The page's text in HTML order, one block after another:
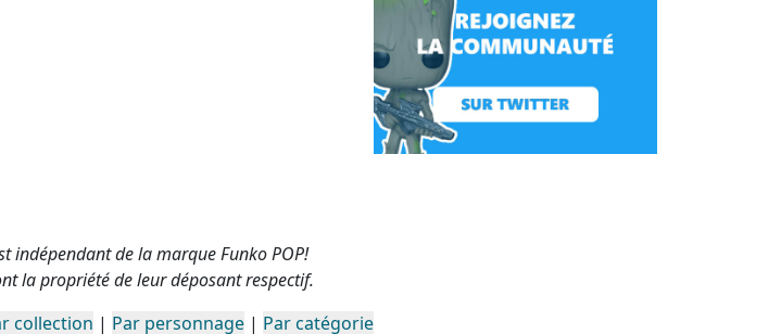
indépendant de la marque Funko POP!
la propriété de leur déposant respectif.
collection | Par personnage | Par catégorie